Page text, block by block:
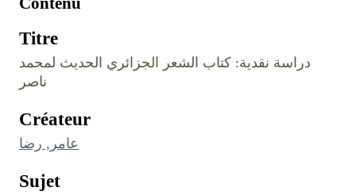
Titre
دراسة نقدية: كتاب الشعر الجزائري الحديث لمحمد
ناصر
Créateur
عامر, رضا
Sujet